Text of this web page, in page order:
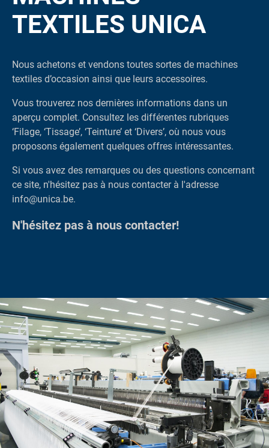
TEXTILES UNICA
Nous achetons et vendons toutes sortes de machines
textiles d’occasion ainsi que leurs accessoires.
Vous trouverez nos dernières informations dans un
aperçu complet. Consultez les différentes rubriques
‘Filage, ‘Tissage’, ‘Teinture’ et ‘Divers’, où nous vous
proposons également quelques offres intéressantes.
Si vous avez des remarques ou des questions concernant
ce site, n'hésitez pas à nous contacter à l'adresse
info@unica.be.
N'hésitez pas à nous contacter!